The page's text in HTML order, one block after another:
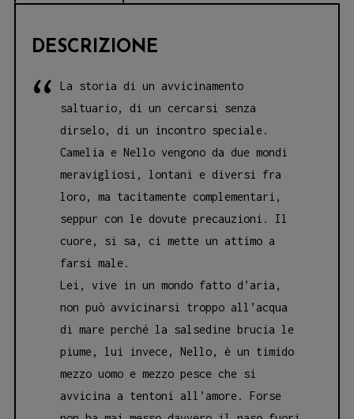
DESCRIZIONE
La storia di un avvicinamento
saltuario, di un cercarsi senza
dirselo, di un incontro speciale.
Camelia e Nello vengono da due mondi
meravigliosi, lontani e diversi fra
loro, ma tacitamente complementari,
seppur con le dovute precauzioni. Il
cuore, si sa, ci mette un attimo a
farsi male.
Lei, vive in un mondo fatto d’aria,
non può avvicinarsi troppo all’acqua
di mare perché la salsedine brucia le
piume, lui invece, Nello, è un timido
mezzo uomo e mezzo pesce che si
avvicina a tentoni all’amore. Forse